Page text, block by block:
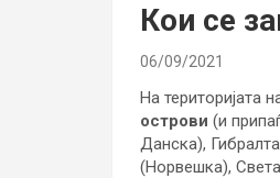
Кои се
06/09/2021
На територијата
острови (и
Данска),
(Норвешка),